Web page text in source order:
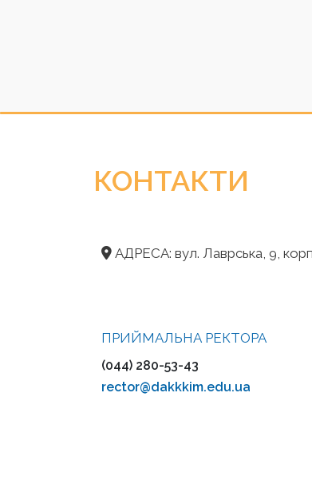
КОНТАКТИ
АДРЕСА: вул. Лаврська, 9,
ПРИЙМАЛЬНА РЕКТОРА
(044) 280-53-43
rector@dakkkim.edu.ua